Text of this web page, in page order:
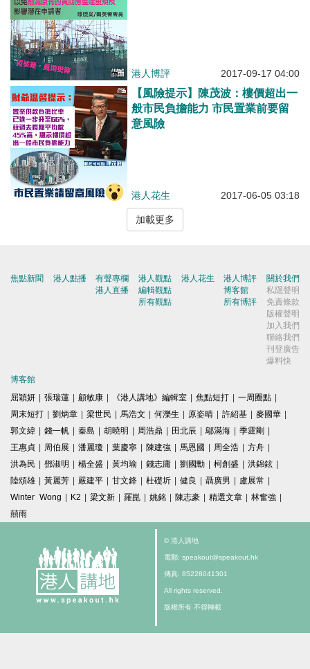
港人博評 2017-09-17 04:00
【風險提示】陳茂波：樓價超出一
般市民負擔能力 市民置業前要留
意風險
港人花生 2017-06-05 03:18
加載更多
焦點新聞 港人點播
有聲專欄
港人直播
港人觀點
編輯觀點
所有觀點
港人花生
港人博評
博客館
所有博評
關於我們
私隱聲明
免責條款
版權聲明
加入我們
聯絡我們
刊登廣告
爆料快
博客館
屈穎妍
張瑞蓮 顧敏康 《港人講地》編輯室 焦點短打 一周圈點
周末短打
劉炳章 梁世民 馬浩文 何濼生 原姿晴 許紹基 麥國華
郭文緯
錢一帆 秦島 胡曉明 周浩鼎 田北辰 鄔滿海 季霆剛
王惠貞
周伯展 潘麗瓊 葉慶寧 陳建強 馬恩國 周全浩 方舟
洪為民
鄧淑明 楊全盛 黃均瑜 錢志庸 劉國勳 柯創盛 洪錦鉉
陸頌雄
黃麗芳 嚴建平 甘文鋒 杜礎圻 健良 聶廣男 盧展常
Winter Wong
K2 梁文新 羅崑 姚銘 陳志豪 精選文章 林奮強
囍雨
© 港人講地
電郵: speakout@speakout.hk
傳真: 85228041301
All rights reserved.
版權所有 不得轉載